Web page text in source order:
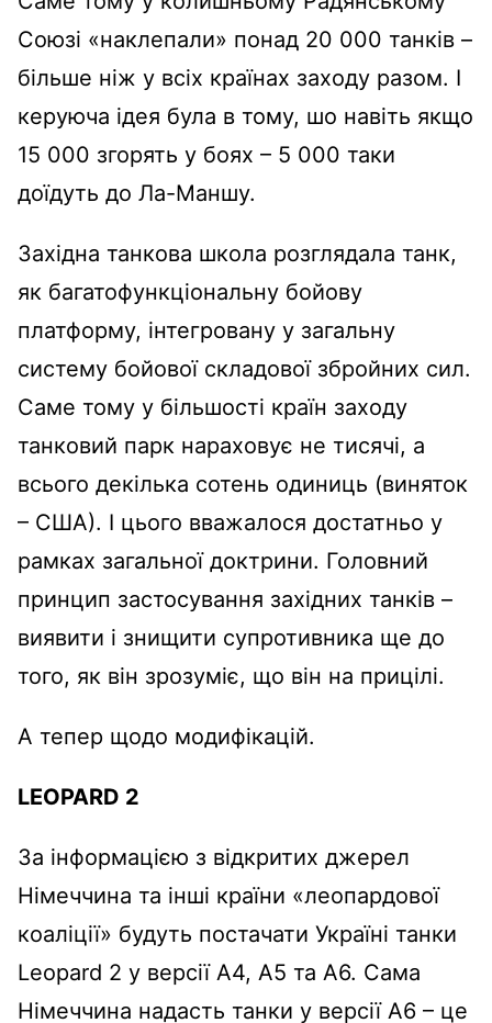
Союзі «наклепали» понад 20 000 танків –
більше ніж у всіх країнах заходу разом. І
керуюча ідея була в тому, шо навіть якщо
15 000 згорять у боях – 5 000 таки
доїдуть до Ла-Маншу.
Західна танкова школа розглядала танк,
як багатофункціональну бойову
платформу, інтегровану у загальну
систему бойової складової збройних сил.
Саме тому у більшості країн заходу
танковий парк нараховує не тисячі, а
всього декілька сотень одиниць (виняток
– США). І цього вважалося достатньо у
рамках загальної доктрини. Головний
принцип застосування західних танків –
виявити і знищити супротивника ще до
того, як він зрозуміє, що він на прицілі.
А тепер щодо модифікацій.
LEOPARD 2
За інформацією з відкритих джерел
Німеччина та інші країни «леопардової
коаліції» будуть постачати Україні танки
Leopard 2 у версії А4, А5 та А6. Сама
Німеччина надасть танки у версії А6 – це